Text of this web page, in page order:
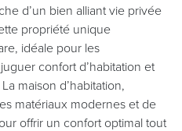
d’un bien alliant vie privée
propriété unique
idéale pour les
confort d’habitation et
maison d’habitation,
matériaux modernes et de
offrir un confort optimal tout